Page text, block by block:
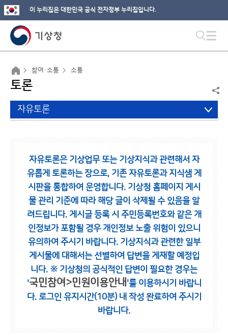
이 누리집은 대한민국 공식 전자정부 누리집입니다.
참여·소통 소통
토론
자유토론
자유토론은 기상업무 또는 기상지식과 관련해서 자
유롭게 토론하는 장으로, 기존 자유토론과 지식샘 게
시판을 통합하여 운영합니다. 기상청 홈페이지 게시
물 관리 기준에 따라 해당 글이 삭제될 수 있음을 알
려드립니다. 게시글 등록 시 주민등록번호와 같은 개
인정보가 포함될 경우 개인정보 노출 위험이 있으니
유의하여 주시기 바랍니다. 기상지식과 관련한 일부
게시물에 대해서는 선별하여 답변을 게재할 예정입
니다. ※ 기상청의 공식적인 답변이 필요한 경우는
'국민참여>민원이용안내 '를 이용하시기 바랍니
다. 로그인 유지시간(10분) 내 작성 완료하여 주시기
바랍니다.